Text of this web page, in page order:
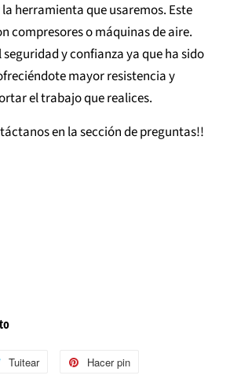
herramienta que usaremos. Este
compresores o máquinas de aire.
y confianza ya que ha sido
mayor resistencia y
el trabajo que realices.
en la sección de preguntas!!
Tuitear
Tuitear
Hacer pin